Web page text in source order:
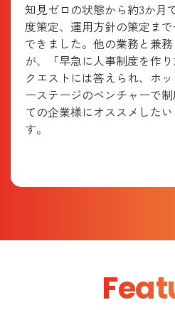
知見ゼロの状態から約3か月
度策定、運用方針の策定ま
できました。他の業務と兼
が、「早急に人事制度を作
クエストには答えられ、ホ
ーステージのベンチャーで
ての企業様にオススメした
す。